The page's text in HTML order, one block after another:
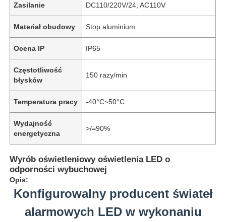
Zasilanie DC110/220V/24, AC110V
Materiał obudowy Stop aluminium
Ocena IP IP65
Częstotliwość
błysków
150 razy/min
Temperatura pracy -40°C~50°C
Wydajność
energetyczna
>/=90%
Wyrób oświetleniowy oświetlenia LED o
odporności wybuchowej
Opis:
Konfigurowalny producent świateł
alarmowych LED w wykonaniu